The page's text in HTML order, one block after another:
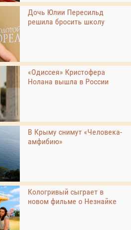
Дочь Юлии Пересильд
решила бросить школу
«Одиссея» Кристофера
Нолана вышла в России
В Крыму снимут «Человека-
амфибию»
Кологривый сыграет в
новом фильме о Незнайке